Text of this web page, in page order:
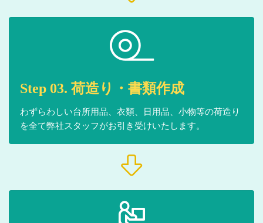
Step 03. 荷造り・書類作成
わずらわしい台所用品、衣類、日用品、小物等の荷造り
を全て弊社スタッフがお引き受けいたします。